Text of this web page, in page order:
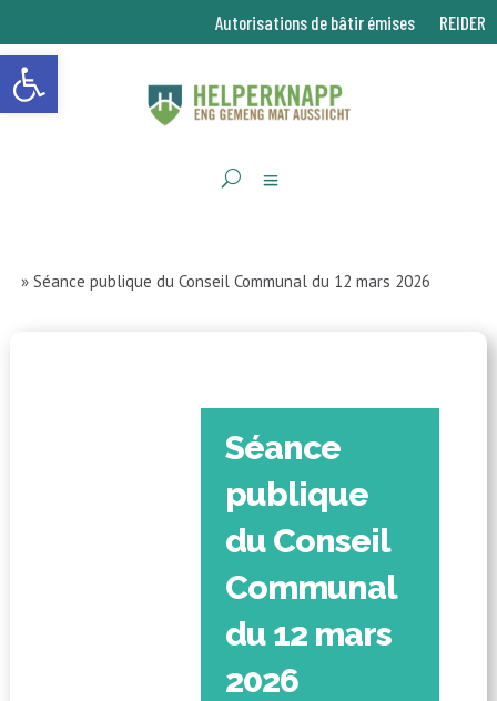
Ouvrir la barre d’outils
Autorisations de bâtir émises REIDER
» Séance publique du Conseil Communal du 12 mars 2026
Séance
publique
du Conseil
Communal
du 12 mars
2026